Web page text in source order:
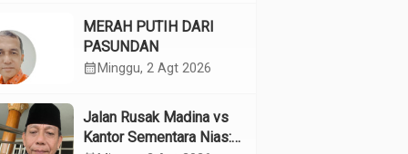
MERAH PUTIH DARI
PASUNDAN
calendar_month Minggu, 2 Agt 2026
Jalan Rusak Madina vs
Kantor Sementara Nias: